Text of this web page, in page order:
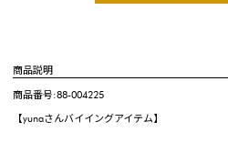
商品説明
商品番号:88-004225
【yunaさんバイイングアイテム】